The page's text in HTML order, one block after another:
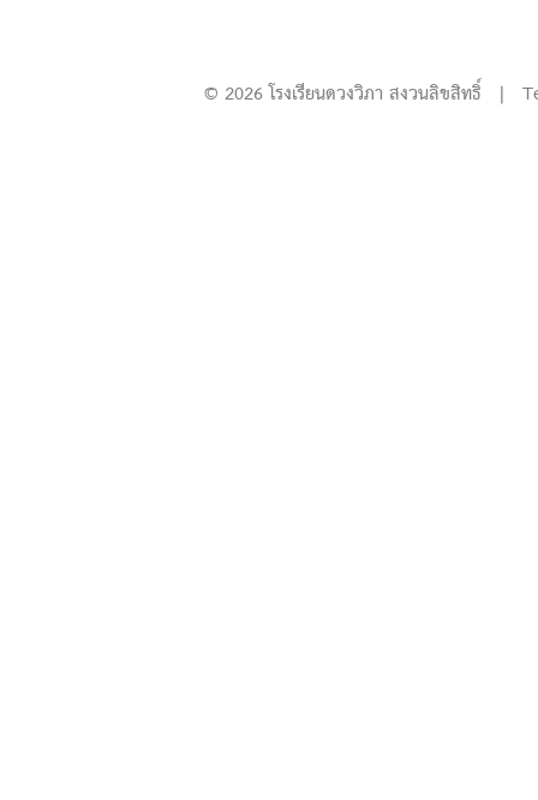
© 2026 โรงเรียนดวงวิภา สงวนลิขสิทธิ์ |